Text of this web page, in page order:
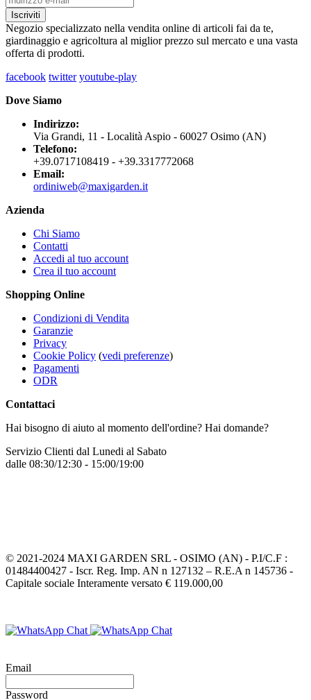
Iscriviti
Negozio specializzato nella vendita online di articoli fai da te,
giardinaggio e agricoltura al miglior prezzo sul mercato e una vasta
offerta di prodotti.
facebook twitter youtube-play
Dove Siamo
Indirizzo:
Via Grandi, 11 - Località Aspio - 60027 Osimo (AN)
Telefono:
+39.0717108419 - +39.3317772068
Email:
ordiniweb@maxigarden.it
Azienda
Chi Siamo
Contatti
Accedi al tuo account
Crea il tuo account
Shopping Online
Condizioni di Vendita
Garanzie
Privacy
Cookie Policy (vedi preferenze)
Pagamenti
ODR
Contattaci
Hai bisogno di aiuto al momento dell'ordine? Hai domande?
Servizio Clienti dal Lunedi al Sabato
dalle 08:30/12:30 - 15:00/19:00
© 2021-2024 MAXI GARDEN SRL - OSIMO (AN) - P.I/C.F :
01484400427 - Iscr. Reg. Imp. AN n 127132 – R.E.A n 145736 -
Capitale sociale Interamente versato € 119.000,00
Email
Password